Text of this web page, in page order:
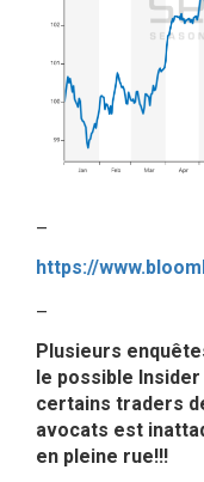
–
–
Plusieurs
le possible
certains traders
avocats est
en pleine rue!!!